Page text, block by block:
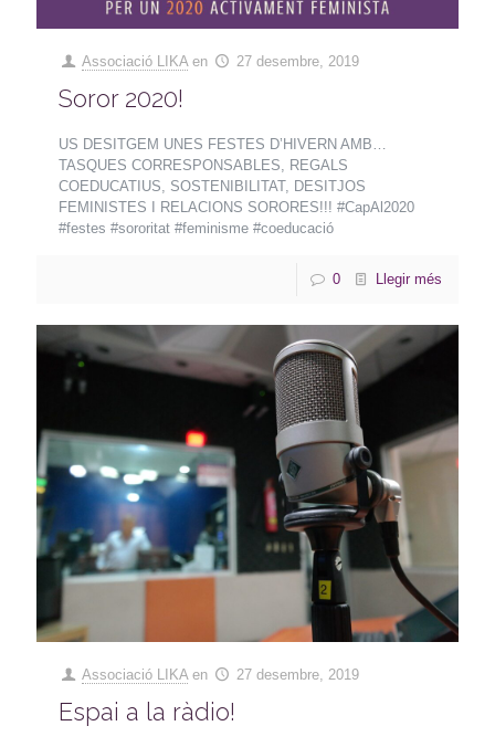
Associació LIKA en 27 desembre, 2019
Soror 2020!
US DESITGEM UNES FESTES D’HIVERN AMB…
TASQUES CORRESPONSABLES, REGALS
COEDUCATIUS, SOSTENIBILITAT, DESITJOS
FEMINISTES I RELACIONS SORORES!!! #CapAl2020
#festes #sororitat #feminisme #coeducació
0 Llegir més
Associació LIKA en 27 desembre, 2019
Espai a la ràdio!